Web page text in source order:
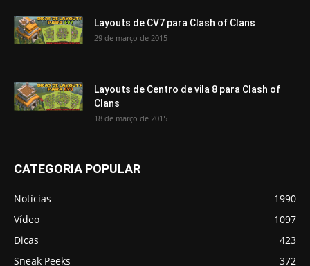
Layouts de CV7 para Clash of Clans
29 de março de 2015
Layouts de Centro de vila 8 para Clash of
Clans
18 de março de 2015
CATEGORIA POPULAR
Notícias
1990
Vídeo
1097
Dicas
423
Sneak Peeks
372